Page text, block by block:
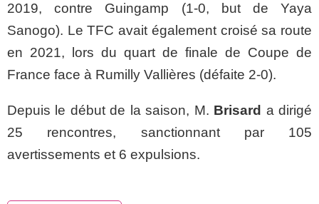
2019, contre Guingamp (1-0, but de Yaya
Sanogo). Le TFC avait également croisé sa route
en 2021, lors du quart de finale de Coupe de
France face à Rumilly Vallières (défaite 2-0).
Depuis le début de la saison, M. Brisard a dirigé
25 rencontres, sanctionnant par 105
avertissements et 6 expulsions.